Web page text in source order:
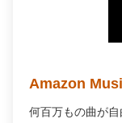
Audible オー
プロの朗読で「